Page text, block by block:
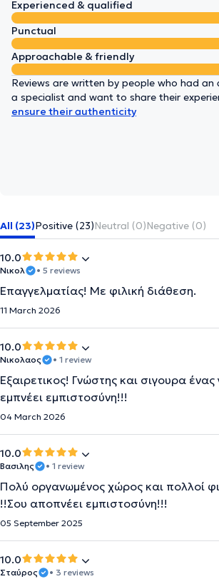
Experienced & qualified
Punctual
Approachable & friendly
Reviews are written by people who had
a specialist and want to share their
ensure their authenticity
All (23)Positive (23)Neutral (0)Negative (0)
10.0
Νικολ • 5 reviews
Επαγγελματίας! Με φιλική διάθεση.
11 March 2026
10.0
Νικολαος • 1 review
Εξαιρετικος! Γνώστης και σιγουρα
εμπνέει εμπιστοσύνη!!!
04 March 2026
10.0
Βασιλης • 1 review
Πολύ οργανωμένος χώρος και πολλοί
!!Σου αποπνέει εμπιστοσύνη!!!
05 September 2025
10.0
Σταύρος • 3 reviews